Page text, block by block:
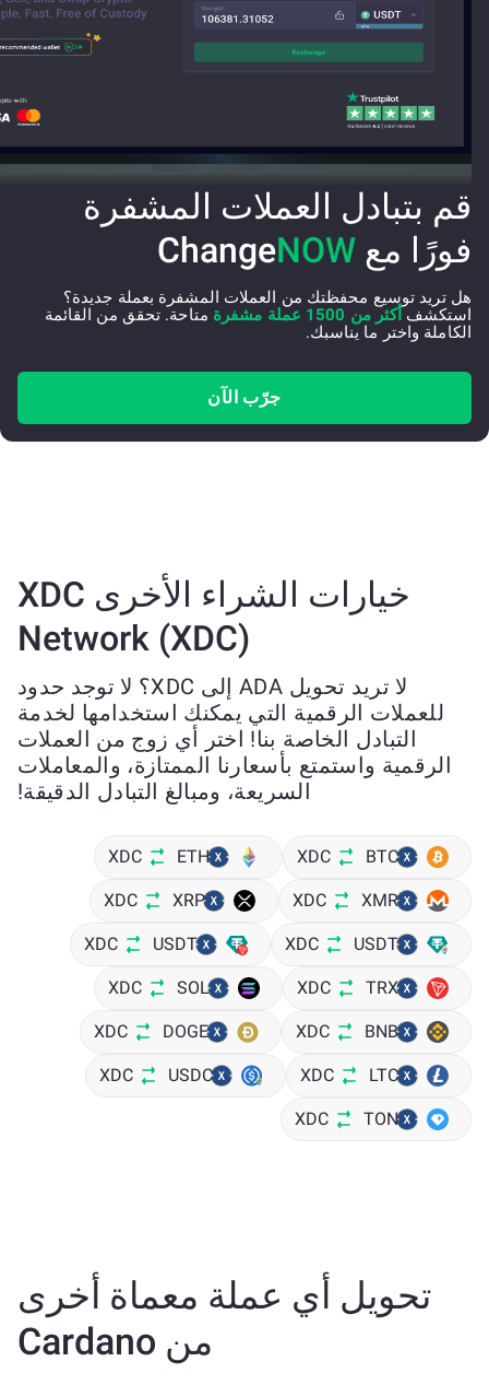
قم بتبادل العملات المشفرة
فورًا مع Change NOW
هل تريد توسيع محفظتك من العملات المشفرة بعملة جديدة؟
استكشف أكثر من 1500 عملة مشفرة
متاحة. تحقق من القائمة
الكاملة واختر ما يناسبك.
جرّب الآن
خيارات الشراء الأخرى XDC
Network (XDC)
لا تريد تحويل ADA إلى XDC؟ لا توجد حدود
للعملات الرقمية التي يمكنك استخدامها لخدمة
التبادل الخاصة بنا! اختر أي زوج من العملات
الرقمية واستمتع بأسعارنا الممتازة، والمعاملات
السريعة، ومبالغ التبادل الدقيقة!
BTC
XDC
ETH
XDC
XMR
XDC
XRP
XDC
USDT
XDC
USDT
XDC
TRX
XDC
SOL
XDC
BNB
XDC
DOGE
XDC
LTC
XDC
USDC
XDC
TON
XDC
تحويل أي عملة معماة أخرى
من Cardano